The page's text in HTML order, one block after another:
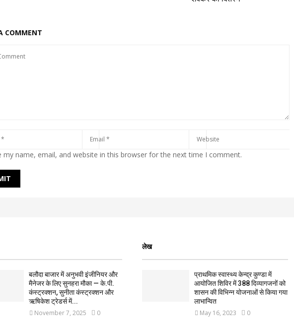
COMMENT
my name, email, and website in this browser for the next time I comment.
बलौदा बाजार में अनुभवी इंजीनियर और
मैनेजर के लिए सुनहरा मौका — के.पी.
कंस्ट्रक्शन, सुनीता कंस्ट्रक्शन और
ऋषिकेश ट्रेडर्स में...
November 7, 2025 0
लेख
प्राथमिक स्वास्थ्य केन्द्र कुण्डा में
आयोजित शिविर में 388 दिव्यागजनों को
शासन की विभिन्न योजनाओं से किया गया
लाभान्वित
May 16, 2023 0